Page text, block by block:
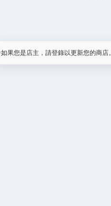
如果您是店主，請登錄以更新您的商店。